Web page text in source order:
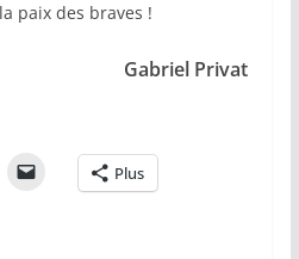
paix des braves !
Gabriel Privat
Plus